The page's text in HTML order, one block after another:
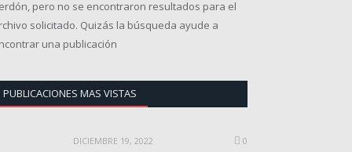
pero no se encontraron resultados para el
solicitado. Quizás la búsqueda ayude a
una publicación
PUBLICACIONES MAS VISTAS
DICIEMBRE 19, 2022 0